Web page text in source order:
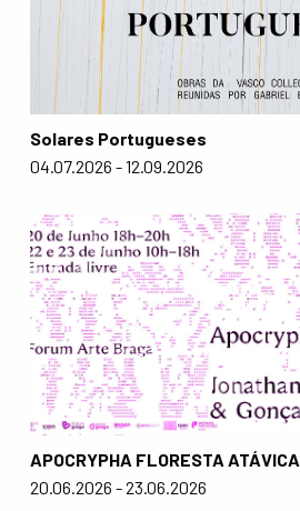
Solares Portugueses
04.07.2026 - 12.09.2026
APOCRYPHA FLORESTA ATÁVICA
20.06.2026 - 23.06.2026